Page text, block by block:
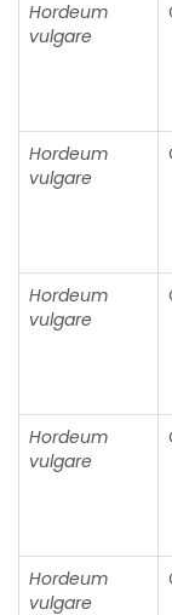
Hordeum
vulgare
Hordeum
vulgare
Hordeum
vulgare
Hordeum
vulgare
Hordeum
vulgare